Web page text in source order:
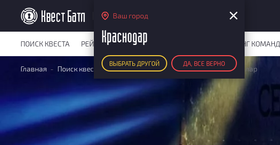
Краснодар
Ваш город
Краснодар
ВЫБРАТЬ ДРУГОЙ ДА, ВСЕ ВЕРНО
ПОИСК КВЕСТА РЕЙТИНГ КВЕСТОВ РЕЙТИНГ КОМАНД
Главная Поиск квестов Квесты для корпоратива Интерстеллар